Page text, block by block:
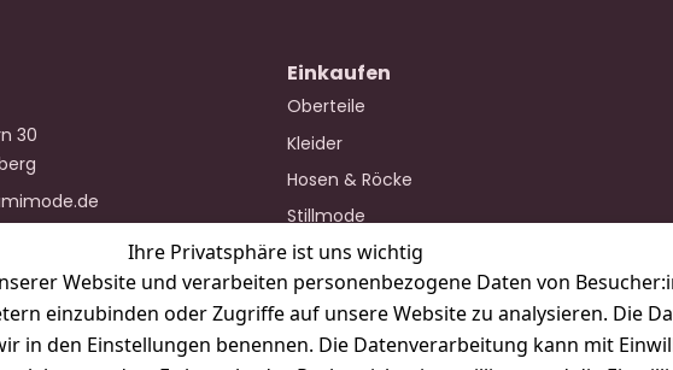
Ihre Privatsphäre ist uns wichtig
Website und verarbeiten personenbezogene Daten von
einzubinden oder Zugriffe auf unsere Website zu analysieren. Die
in den Einstellungen benennen. Die Datenverarbeitung kann mit
30
Einkaufen
Oberteile
Kleider
Hosen & Röcke
Stillmode
Lingerie
Zubehör